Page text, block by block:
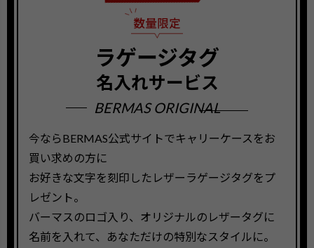
ラゲージタグ
名入れサービス
BERMAS ORIGINAL
今ならBERMAS公式サイトでキャリーケースをお
買い求めの方に
お好きな文字を刻印したレザーラゲージタグをプ
レゼント。
バーマスのロゴ入り、オリジナルのレザータグに
名前を入れて、あなただけの特別なスタイルに。